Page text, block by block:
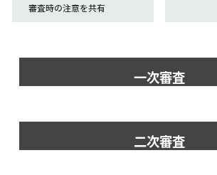
審査時の注意を共有
一次審査
二次審査